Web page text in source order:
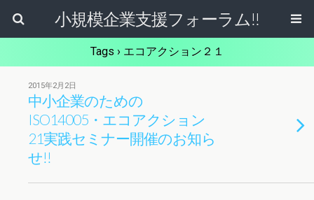
小規模企業支援フォーラム!!
Tags › エコアクション２１
2015年2月2日
中小企業のための
ISO14005・エコアクション
21実践セミナー開催のお知ら
せ!!